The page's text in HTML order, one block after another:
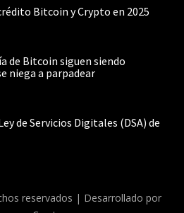
Bitcoin y Crypto en 2025
de Bitcoin siguen siendo
niega a parpadear
de Servicios Digitales (DSA) de
reservados | Desarrollado por